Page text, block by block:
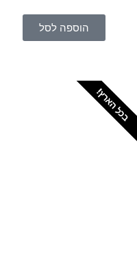
הוספה לסל
הארץ!